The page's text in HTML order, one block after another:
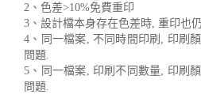
2、色差>10%免費重印
3、設計檔本身存在色差時, 重印也
4、同一檔案, 不同時間印刷, 印刷
問題.
5、同一檔案, 印刷不同數量, 印刷
問題.